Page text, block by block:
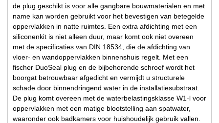
de plug geschikt is voor alle gangbare bouwmaterialen en met
name kan worden gebruikt voor het bevestigen van betegelde
oppervlakken in natte ruimtes. Een extra afdichting met een
siliconenkit is niet alleen duur, maar komt ook niet overeen
met de specificaties van DIN 18534, die de afdichting van
vloer- en wandoppervlakken binnenshuis regelt. Met een
fischer DuoSeal plug en de bijbehorende schroef wordt het
boorgat betrouwbaar afgedicht en vermijdt u structurele
schade door binnendringend water in de installatiesubstraat.
De plug komt overeen met de waterbelastingsklasse W1-l voor
oppervlakken met een matige blootstelling aan spatwater,
waaronder ook badkamers voor huishoudelijk gebruik vallen.